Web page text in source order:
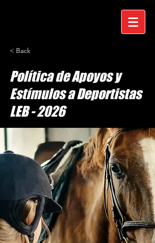
< Back
Política de Apoyos y
Estímulos a Deportistas
LEB - 2026